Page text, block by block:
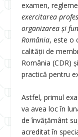
examen,
exercitarea
organizarea și
România, este o
calității de
România (CDR)
practică pentru
Astfel, primul
va avea loc în
de învățământ
acreditat în